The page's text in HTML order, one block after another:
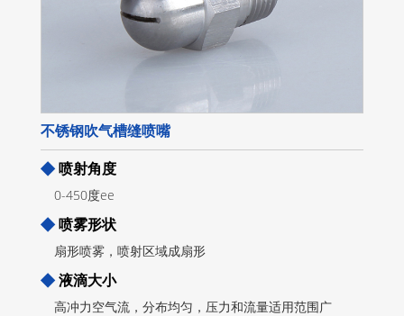
不锈钢吹气槽缝喷嘴
◆ 喷射角度
0-450度ee
◆ 喷雾形状
扇形喷雾，喷射区域成扇形
◆ 液滴大小
高冲力空气流，分布均匀，压力和流量适用范围广